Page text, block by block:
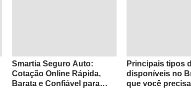
Smartia Seguro Auto:
Cotação Online Rápida,
Barata e Confiável para
Principais tipos
disponíveis no
que você